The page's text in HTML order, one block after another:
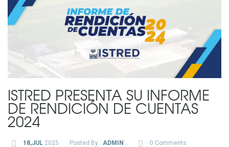
ISTRED PRESENTA SU INFORME
DE RENDICIÓN DE CUENTAS
2024
18,JUL2025 Posted By : ADMIN 0 Comments